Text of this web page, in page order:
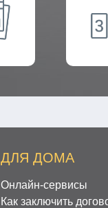
ДЛЯ ДОМА
Онлайн-сервисы
Как заключить